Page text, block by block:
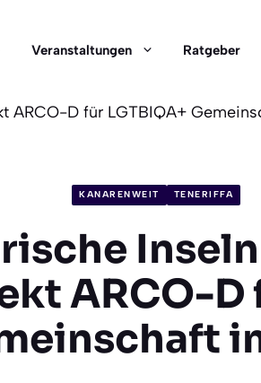
Veranstaltungen Ratgeber
ARCO-D für LGTBIQA+
KANARENWEIT TENERIFFA
ARCO-D